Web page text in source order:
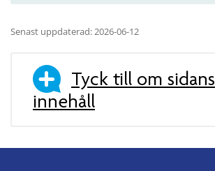
Senast uppdaterad: 2026-06-12
Tyck till om sidans
innehåll